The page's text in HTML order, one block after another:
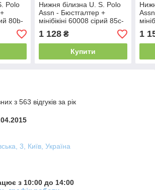
Polo
80b-
Нижня білизна U. S. Polo
Assn - Бюстгалтер +
мінібікіні 60008 сірий 85c-
42р. XL
1 128₴
Купити
1
з 563 відгуків за рік
3, Київ, Україна
з 10:00 до 14:00